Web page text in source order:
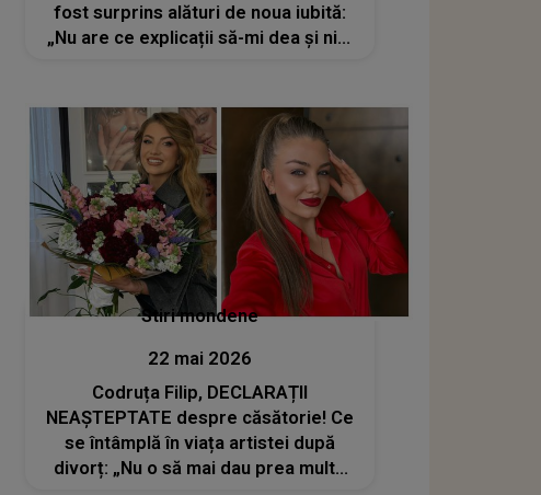
fost surprins alături de noua iubită:
„Nu are ce explicații să-mi dea și nici
Stiri mondene
22 mai 2026
Codruța Filip, DECLARAȚII
NEAȘTEPTATE despre căsătorie! Ce
se întâmplă în viața artistei după
divorț: „Nu o să mai dau prea multe